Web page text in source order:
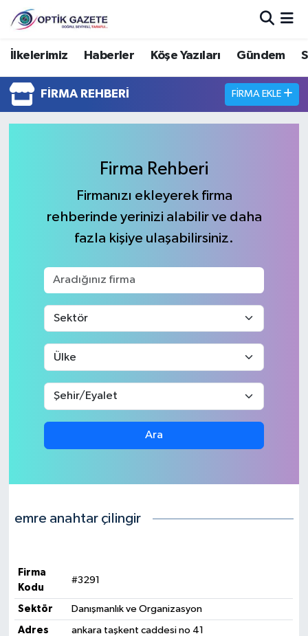
İlkelerimiz Haberler Köşe Yazıları Gündem
FIRMA REHBERI FIRMA EKLE
Firma Rehberi
Firmanızı ekleyerek firma
rehberinde yerinizi alabilir ve daha
fazla kişiye ulaşabilirsiniz.
Ara
emre anahtar çilingir
Firma
Kodu
#3291
Sektör Danışmanlık ve Organizasyon
Adres ankara taşkent caddesi no 41
Nöbetçi Eczaneler
Hava Durumu
İstanbul Namaz Vakitleri
Süper Lig Puan Durumu ve Fikstür
Haber Arşivi